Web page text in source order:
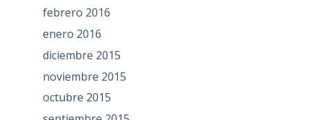
febrero 2016
enero 2016
diciembre 2015
noviembre 2015
octubre 2015